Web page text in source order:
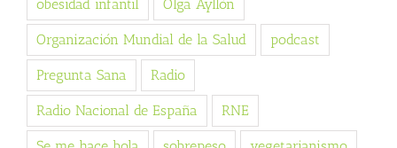
obesidad infantil Olga Ayllón
Organización Mundial de la Salud podcast
Pregunta Sana Radio
Radio Nacional de España RNE